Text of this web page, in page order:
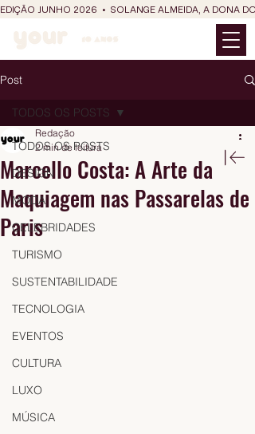
EDIÇÃO JUNHO 2026  •  SOLANGE ALMEIDA, A DONA
Post
TODOS OS POSTS
DESIGN
MODA
CELEBRIDADES
TURISMO
SUSTENTABILIDADE
TECNOLOGIA
EVENTOS
CULTURA
LUXO
MÚSICA
TODOS OS POSTS
Marcello Costa: A Arte da
Maquiagem nas Passarelas de
Paris
Redação
2 min de leitura